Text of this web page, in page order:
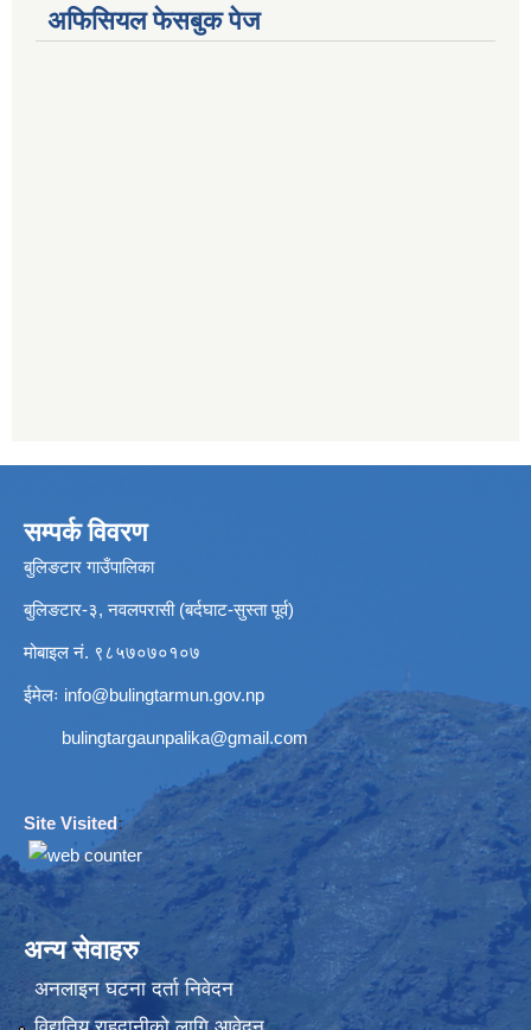
अफिसियल फेसबुक पेज
सम्पर्क विवरण
बुलिङटार गाउँपालिका
बुलिङटार-३, नवलपरासी (बर्दघाट-सुस्ता पूर्व)
मोबाइल नं. ९८५७०७०१०७
ईमेलः info@bulingtarmun.gov.np
bulingtargaunpalika@gmail.com
Site Visited:
अन्य सेवाहरु
अनलाइन घटना दर्ता निवेदन